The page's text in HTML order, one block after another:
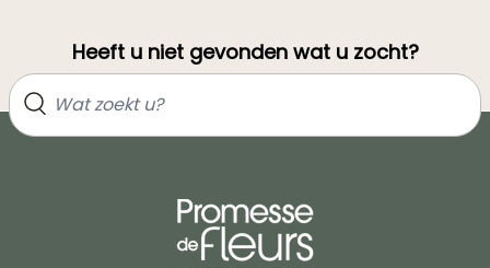
Heeft u niet gevonden wat u zocht?